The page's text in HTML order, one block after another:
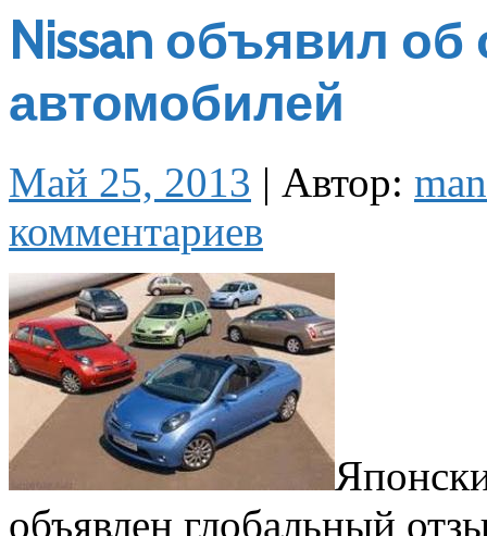
Nissan объявил
автомобилей
Май 25, 2013 | Автор: man
комментариев
объявлен глобальный